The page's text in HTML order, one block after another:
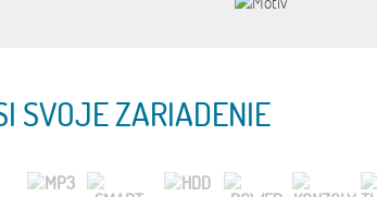
SVOJE ZARIADENIE